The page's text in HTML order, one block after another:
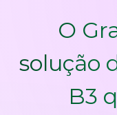
O
solução
B3